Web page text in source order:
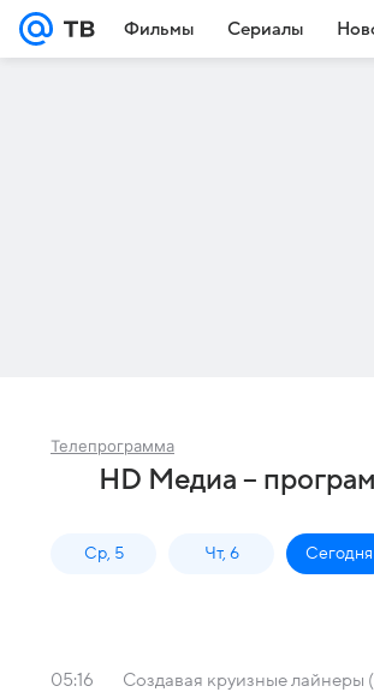
Фильмы Сериалы
Телепрограмма
HD Медиа –
Ср, 5 Чт, 6 Сегодня
05:16
Создавая круизные лайнеры